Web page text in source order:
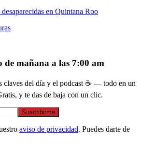
en Quintana Roo
de mañana a las 7:00 am
claves del día y el podcast ☕ — todo en un
y te das de baja con un clic.
Suscribirme
aviso de privacidad. Puedes darte de